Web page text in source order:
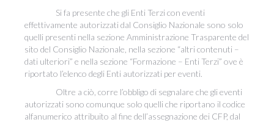
Si fa presente che gli Enti Terzi con eventi
effettivamente autorizzati dal Consiglio Nazionale sono solo
quelli presenti nella sezione Amministrazione Trasparente del
sito del Consiglio Nazionale, nella sezione “altri contenuti –
dati ulteriori” e nella sezione “Formazione – Enti Terzi” ove è
riportato l’elenco degli Enti autorizzati per eventi.
Oltre a ciò, corre l’obbligo di segnalare che gli eventi
autorizzati sono comunque solo quelli che riportano il codice
alfanumerico attribuito al fine dell’assegnazione dei CFP, dal